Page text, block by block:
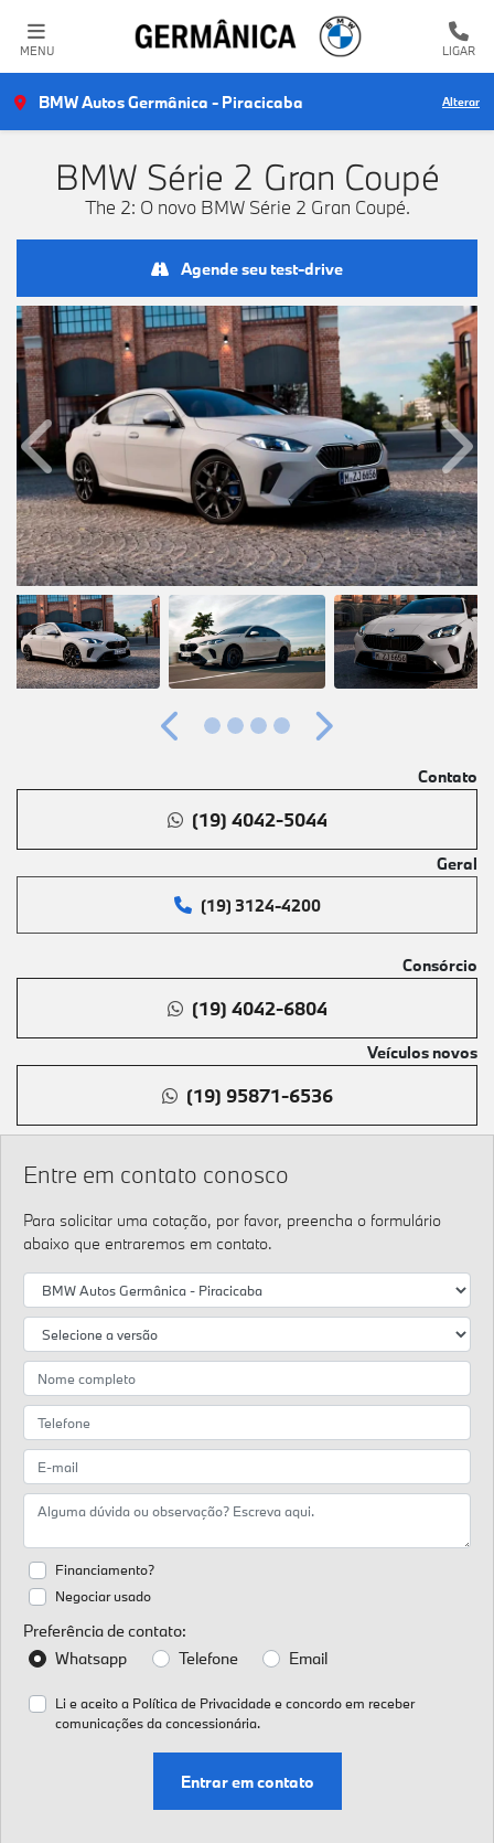
MENU LIGAR
BMW Autos Germânica - Piracicaba Alterar
BMW Série 2 Gran Coupé
The 2: O novo BMW Série 2 Gran Coupé.
Agende seu test-drive
Entre em contato conosco
Para solicitar uma cotação, por favor, preencha o formulário
abaixo que entraremos em contato.
Financiamento?
Negociar usado
Preferência de contato:
Whatsapp
Telefone Email
Li e aceito a Política de Privacidadee concordo em receber
comunicações da concessionária.
Entrar em contato
Anterior
Anterior Próximo
Contato
(19) 4042-5044
Geral
(19) 3124-4200
Consórcio
(19) 4042-6804
Veículos novos
(19) 95871-6536